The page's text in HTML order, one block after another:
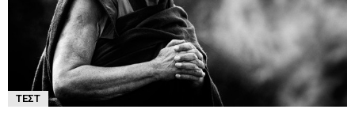
ΤΕΣΤ